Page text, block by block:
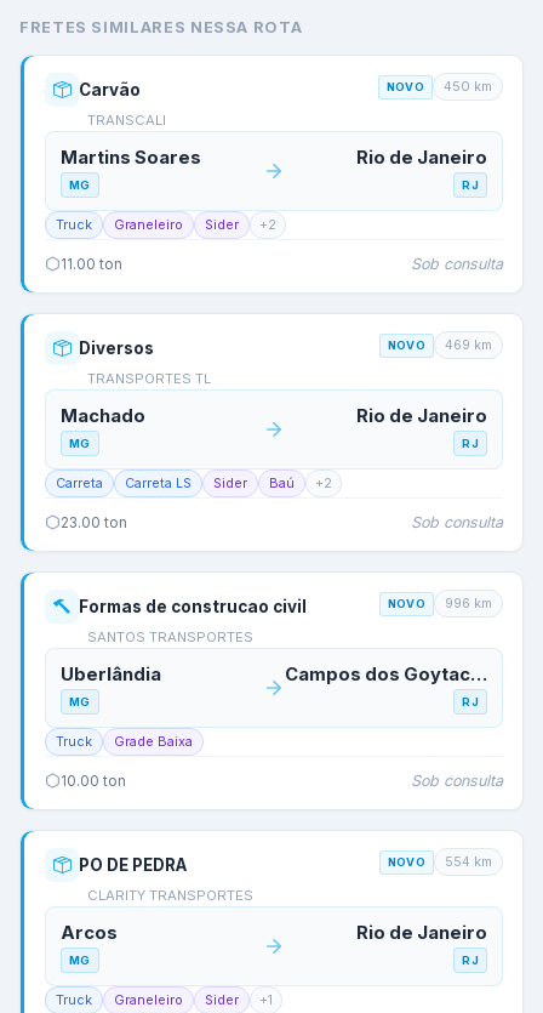
FRETES SIMILARES NESSA ROTA
Carvão
TRANSCALI
NOVO 450 km
Martins Soares
MG
Rio de Janeiro
RJ
Truck Graneleiro Sider +2
11.00 ton Sob consulta
Diversos
TRANSPORTES TL
NOVO 469 km
Machado
MG
Rio de Janeiro
RJ
Carreta Carreta LS Sider Baú +2
23.00 ton Sob consulta
Formas de construcao civil
SANTOS TRANSPORTES
NOVO 996 km
Uberlândia
MG
Campos dos Goytacazes
RJ
Truck Grade Baixa
10.00 ton Sob consulta
PO DE PEDRA
CLARITY TRANSPORTES
NOVO 554 km
Arcos
MG
Rio de Janeiro
RJ
Truck Graneleiro Sider +1